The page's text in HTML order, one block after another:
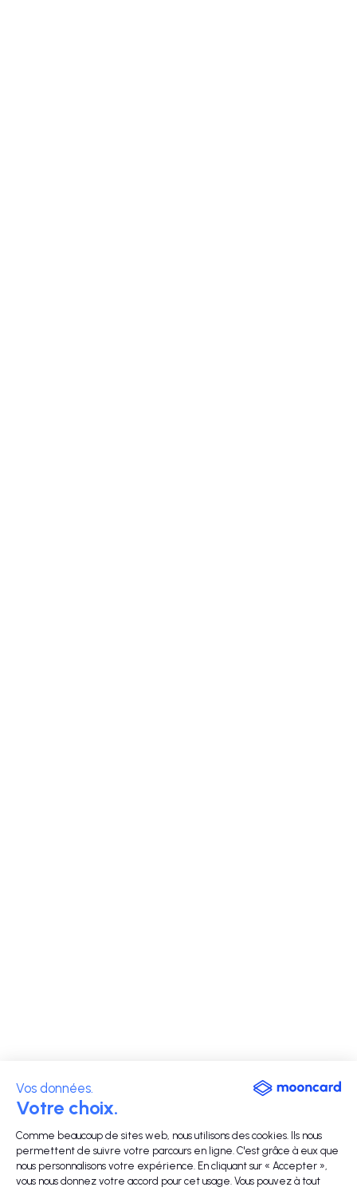
Vos données.
Votre choix.
Comme beaucoup de sites web, nous utilisons des cookies. Ils nous
permettent de suivre votre parcours en ligne. C'est grâce à eux que
nous personnalisons votre expérience. En cliquant sur « Accepter »,
vous nous donnez votre accord pour cet usage. Vous pouvez à tout